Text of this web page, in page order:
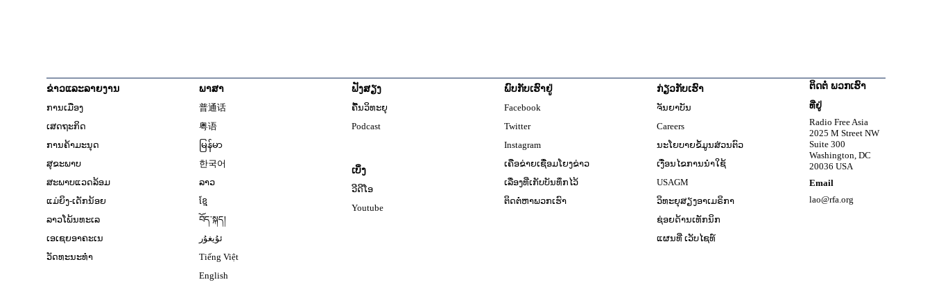
ຂ່າວແລະລາຍງານ
ການເມືອງ
ເສດຖະກິດ
ການຄ້າມະນຸດ
ສຸຂະພາບ
ສະພາບແວດລ້ອມ
ແມ່ຍິງ-ເດັກນ້ອຍ
ລາວໂພ້ນທະເລ
ເອເຊຍອາຄະເນ
ວັດທະນະທຳ
ພາສາ
普通话
粤语
မြန်မာ
한국어
ລາວ
ខ្មែ
བོད་སྐད།
ئۇيغۇر
Tiếng Việt
English
ຟັງສຽງ
ຄື້ນວິທະຍຸ
Podcast
ເບິ່ງ
ວີດີໂອ
Youtube
ພົບກັບເຮົາຢູ່
Facebook
Twitter
Instagram
ເຄືອຂ່າຍເຊື່ອມໂຍງຂ່າວ
ເລື່ອງທີ່ເກັບບັນທຶກໄວ້
ຕິດຕໍ່ຫາພວກເຮົາ
ກ່ຽວກັບເຮົາ
ຈັນຍາບັນ
Careers
ນະໂຍບາຍຂໍ້ມູນສ່ວນຕົວ
ເງື່ອນໄຂການນໍາໃຊ້
USAGM
ວິທະຍຸສຽງອາເມຣິກາ Opens in new window
ຊ່ອຍດ້ານເທັກນິກ
ແຜນທີ່ ເວັບໄຊທ໌
ຕິດຕໍ່ ພວກເຮົາ
ທີ່ຢູ່
Radio Free Asia
2025 M Street NW
Suite 300
Washington, DC
20036 USA
Email
lao@rfa.org